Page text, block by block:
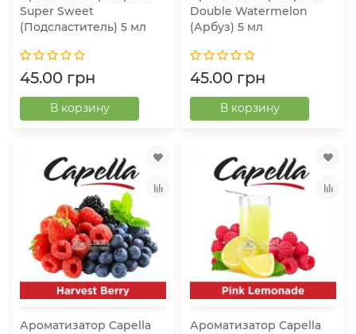
Super Sweet
(Подсластитель) 5 мл
45.00 грн
В корзину
Double Watermelon
(Арбуз) 5 мл
45.00 грн
В корзину
Ароматизатор Capella Ароматизатор Capella